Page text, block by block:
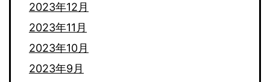
2023年12月
2023年11月
2023年10月
2023年9月